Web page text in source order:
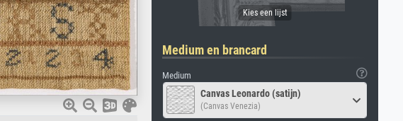
Medium en brancard
Medium
Canvas Leonardo (satijn)
(Canvas Venezia)